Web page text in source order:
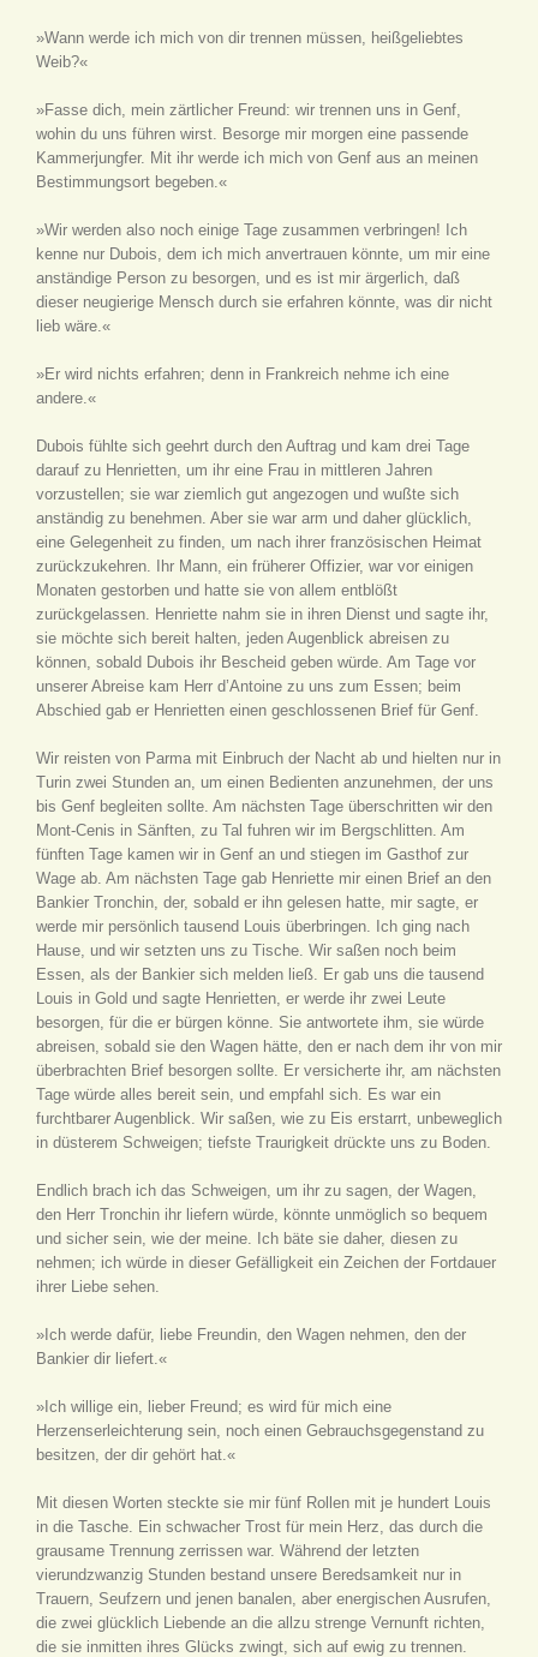
»Wann werde ich mich von dir trennen müssen, heißgeliebtes
Weib?«
»Fasse dich, mein zärtlicher Freund: wir trennen uns in Genf,
wohin du uns führen wirst. Besorge mir morgen eine passende
Kammerjungfer. Mit ihr werde ich mich von Genf aus an meinen
Bestimmungsort begeben.«
»Wir werden also noch einige Tage zusammen verbringen! Ich
kenne nur Dubois, dem ich mich anvertrauen könnte, um mir eine
anständige Person zu besorgen, und es ist mir ärgerlich, daß
dieser neugierige Mensch durch sie erfahren könnte, was dir nicht
lieb wäre.«
»Er wird nichts erfahren; denn in Frankreich nehme ich eine
andere.«
Dubois fühlte sich geehrt durch den Auftrag und kam drei Tage
darauf zu Henrietten, um ihr eine Frau in mittleren Jahren
vorzustellen; sie war ziemlich gut angezogen und wußte sich
anständig zu benehmen. Aber sie war arm und daher glücklich,
eine Gelegenheit zu finden, um nach ihrer französischen Heimat
zurückzukehren. Ihr Mann, ein früherer Offizier, war vor einigen
Monaten gestorben und hatte sie von allem entblößt
zurückgelassen. Henriette nahm sie in ihren Dienst und sagte ihr,
sie möchte sich bereit halten, jeden Augenblick abreisen zu
können, sobald Dubois ihr Bescheid geben würde. Am Tage vor
unserer Abreise kam Herr d’Antoine zu uns zum Essen; beim
Abschied gab er Henrietten einen geschlossenen Brief für Genf.
Wir reisten von Parma mit Einbruch der Nacht ab und hielten nur in
Turin zwei Stunden an, um einen Bedienten anzunehmen, der uns
bis Genf begleiten sollte. Am nächsten Tage überschritten wir den
Mont-Cenis in Sänften, zu Tal fuhren wir im Bergschlitten. Am
fünften Tage kamen wir in Genf an und stiegen im Gasthof zur
Wage ab. Am nächsten Tage gab Henriette mir einen Brief an den
Bankier Tronchin, der, sobald er ihn gelesen hatte, mir sagte, er
werde mir persönlich tausend Louis überbringen. Ich ging nach
Hause, und wir setzten uns zu Tische. Wir saßen noch beim
Essen, als der Bankier sich melden ließ. Er gab uns die tausend
Louis in Gold und sagte Henrietten, er werde ihr zwei Leute
besorgen, für die er bürgen könne. Sie antwortete ihm, sie würde
abreisen, sobald sie den Wagen hätte, den er nach dem ihr von mir
überbrachten Brief besorgen sollte. Er versicherte ihr, am nächsten
Tage würde alles bereit sein, und empfahl sich. Es war ein
furchtbarer Augenblick. Wir saßen, wie zu Eis erstarrt, unbeweglich
in düsterem Schweigen; tiefste Traurigkeit drückte uns zu Boden.
Endlich brach ich das Schweigen, um ihr zu sagen, der Wagen,
den Herr Tronchin ihr liefern würde, könnte unmöglich so bequem
und sicher sein, wie der meine. Ich bäte sie daher, diesen zu
nehmen; ich würde in dieser Gefälligkeit ein Zeichen der Fortdauer
ihrer Liebe sehen.
»Ich werde dafür, liebe Freundin, den Wagen nehmen, den der
Bankier dir liefert.«
»Ich willige ein, lieber Freund; es wird für mich eine
Herzenserleichterung sein, noch einen Gebrauchsgegenstand zu
besitzen, der dir gehört hat.«
Mit diesen Worten steckte sie mir fünf Rollen mit je hundert Louis
in die Tasche. Ein schwacher Trost für mein Herz, das durch die
grausame Trennung zerrissen war. Während der letzten
vierundzwanzig Stunden bestand unsere Beredsamkeit nur in
Trauern, Seufzern und jenen banalen, aber energischen Ausrufen,
die zwei glücklich Liebende an die allzu strenge Vernunft richten,
die sie inmitten ihres Glücks zwingt, sich auf ewig zu trennen.